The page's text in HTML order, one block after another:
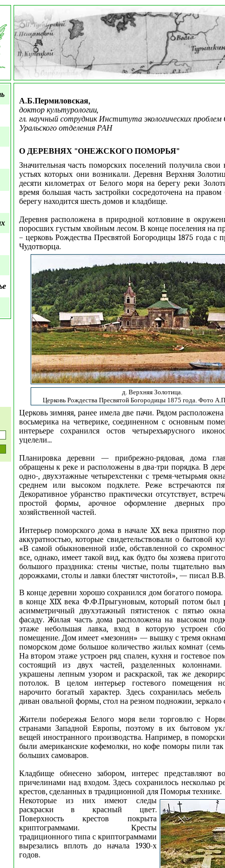
А.Б.Пермиловская,
доктор культурологии,
гл. научный сотрудник Института экологических проблем
Уральского отделения РАН
О ДЕРЕВНЯХ "ОНЕЖСКОГО ПОМОРЬЯ"
Значительная часть поморских поселений получила свои
устьях которых они возникали. Деревня Верхняя
десяти километрах от Белого моря на берегу реки
время большая часть застройки сосредоточена на
берегу находится шесть домов и кладбище.
Деревня расположена в природной котловине в
поросших густым хвойным лесом. В конце поселения на
– церковь Рождества Пресвятой Богородицы 1875 года с
Чудотворца.
д. Верхняя Золотица.
Церковь Рождества Пресвятой Богородицы 1875 года. Фото
Церковь зимняя, ранее имела две пачи. Рядом
восьмерика на четверике, соединенном с основным
интерьере сохранился остов четырехъярусного
уцелели...
Планировка деревни — прибрежно-рядовая, дома
обращены к реке и расположены в два-три порядка. В
одно-, двухэтажные четырехстенки с тремя-четырьмя
среднем или высоком подклете. Реже встречаются
Декоративное убранство практически отсутствует,
простой формы, арочное оформление дверных
хозяйственной частей.
Интерьер поморского дома в начале XX века приятно
аккуратностью, которые свидетельствовали о бытовой
«В самой обыкновенной избе, обставленной со
все, однако, имеет такой вид, как будто бы хозяева
большого праздника: стены чистые, полы тщательно
дорожками, столы и лавки блестят чистотой», — писал
В конце деревни хорошо сохранился дом богатого
в конце XIX века Ф.Ф.Прыгуновым, который потом был
асимметричный двухэтажный пятистенок с пятью
фасаду. Жилая часть дома расположена на высоком
этаже небольшая лавка, вход в которую устроен
помещение. Дом имеет «мезонин» — вышку с тремя
поморском доме большое количество жилых комнат
На втором этаже устроен ряд спален, кухня и гостевое
состоящий из двух частей, разделенных колоннами.
украшены лепным узором и раскраской, так же
потолок. В целом интерьер гостевого помещения
нарочито богатый характер. Здесь сохранилась
диван овальной формы, стол на резном подножии, зеркало
Жители побережья Белого моря вели торговлю с
странами Западной Европы, поэтому в их бытовом
вещей иностранного производства. Например, в
были американские кофемолки, но кофе поморы пили
больших самоваров.
Кладбище обнесено забором, интерес представляют
причелинами над входом. Здесь сохранилось несколько
крестов, сделанных в традиционной для Поморья технике.
Некоторые из них имеют следы
раскраски в красный цвет.
Поверхность крестов покрыта
криптограммами. Кресты
традиционного типа с криптограммами
вырезались вплоть до начала 1930-х
годов.